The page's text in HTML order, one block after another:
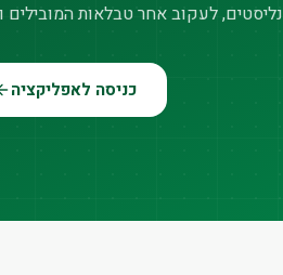
לעקוב אחר טבלאות המובילים
כניסה לאפליקציה